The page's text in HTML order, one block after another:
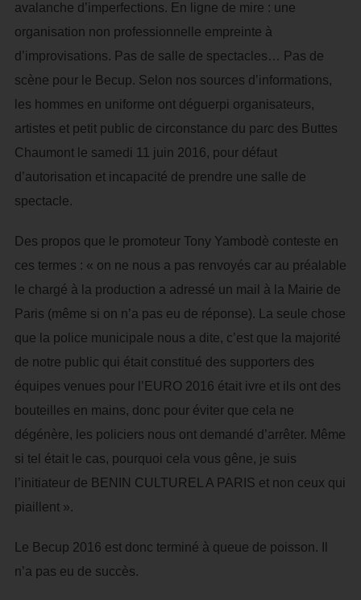
avalanche d’imperfections. En ligne de mire : une
organisation non professionnelle empreinte à
d’improvisations. Pas de salle de spectacles… Pas de
scène pour le Becup. Selon nos sources d’informations,
les hommes en uniforme ont déguerpi organisateurs,
artistes et petit public de circonstance du parc des Buttes
Chaumont le samedi 11 juin 2016, pour défaut
d’autorisation et incapacité de prendre une salle de
spectacle.
Des propos que le promoteur Tony Yambodè conteste en
ces termes : « on ne nous a pas renvoyés car au préalable
le chargé à la production a adressé un mail à la Mairie de
Paris (même si on n’a pas eu de réponse). La seule chose
que la police municipale nous a dite, c’est que la majorité
de notre public qui était constitué des supporters des
équipes venues pour l’EURO 2016 était ivre et ils ont des
bouteilles en mains, donc pour éviter que cela ne
dégénère, les policiers nous ont demandé d’arrêter. Même
si tel était le cas, pourquoi cela vous gêne, je suis
l’initiateur de BENIN CULTUREL A PARIS et non ceux qui
piaillent ».
Le Becup 2016 est donc terminé à queue de poisson. Il
n’a pas eu de succès.